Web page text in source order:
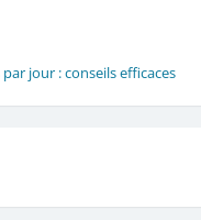
jour : conseils efficaces